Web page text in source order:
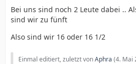
Bei uns sind noch 2 Leute dabei ..
sind wir zu fünft
Also sind wir 16 oder 16 1/2
Einmal editiert, zuletzt vonAphra (4. Mai